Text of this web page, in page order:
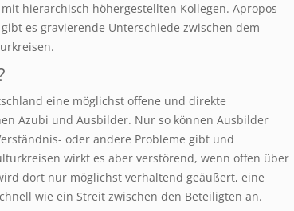
hierarchisch höhergestellten Kollegen. Apropos
es gravierende Unterschiede zwischen dem
eine möglichst offene und direkte
Azubi und Ausbilder. Nur so können Ausbilder
oder andere Probleme gibt und
wirkt es aber verstörend, wenn offen über
dort nur möglichst verhaltend geäußert, eine
wie ein Streit zwischen den Beteiligten an.